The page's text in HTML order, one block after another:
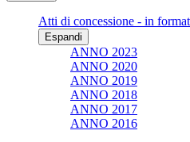
Atti di concessione - in
Espandi
ANNO 2023
ANNO 2020
ANNO 2019
ANNO 2018
ANNO 2017
ANNO 2016